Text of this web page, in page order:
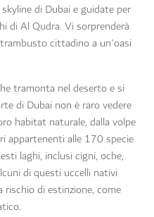
di Dubai e guidate per
di Al Qudra. Vi sorprenderà
cittadino a un'oasi
tramonta nel deserto e si
di Dubai non è raro vedere
habitat naturale, dalla volpe
appartenenti alle 170 specie
laghi, inclusi cigni, oche,
di questi uccelli nativi
di estinzione, come